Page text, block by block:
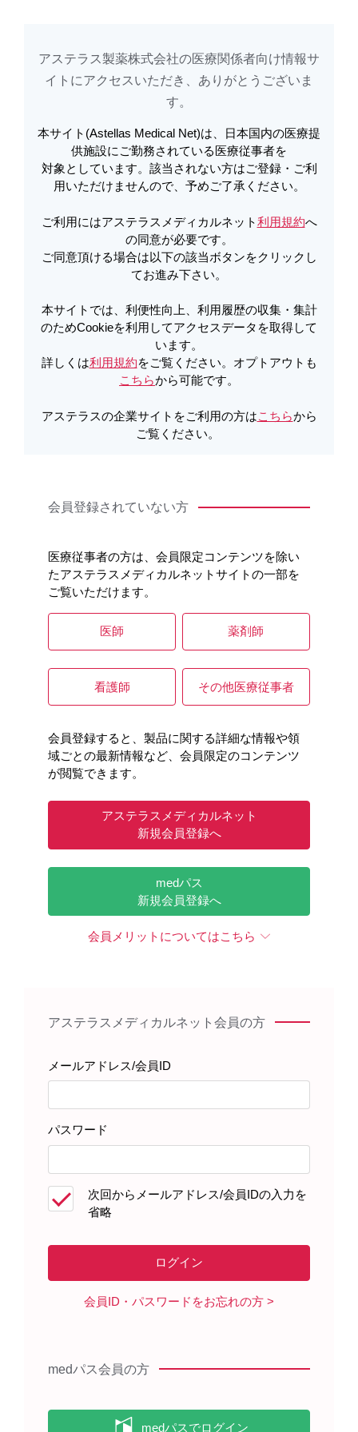
アステラスメディカルネットでは、利便性向上、利用履歴の収集・集計のた
Cookieを利用してアクセスデータを取得しています。詳しくは 利用規約
電子添文 | キックリンカプセル電子
添文 第４版 | キックリン
PDFをダウンロード
製品Q&A
製品に関する資料
キックリンカプセルを服用される
患者さんへ（2022年3月）
アステラス製薬株式会社の医療関係者向け情報サ
イトに​アクセスいただき、ありがとうございま
す。​
本サイト(Astellas Medical Net)は、日本国内の医療提
供施設にご勤務されている医療従事者を
対象としています。該当されない方はご登録・ご利
用いただけませんので、予めご了承ください。
ご利用にはアステラスメディカルネット利用規約へ
の同意が必要です。
ご同意頂ける場合は以下の該当ボタンをクリックし
てお進み下さい。
本サイトでは、利便性向上、利用履歴の収集・集計
のためCookieを利用してアクセスデータを取得して
います。
詳しくは利用規約をご覧ください。オプトアウトも
こちらから可能です。
アステラスの企業サイトをご利用の方はこちらから
ご覧ください。
会員登録されていない方
医療従事者の方は、会員限定コンテンツを除い
たアステラスメディカルネットサイトの一部を
ご覧いただけます。
医師 薬剤師
看護師 その他医療従事者
会員登録すると、製品に関する詳細な情報や領
域ごとの最新情報など、会員限定のコンテンツ
が閲覧できます。
アステラスメディカルネット
新規会員登録へ
medパス
新規会員登録へ
会員メリットについてはこちら
アステラスメディカルネット会員の方
メールアドレス/会員ID
パスワード
次回からメールアドレス/会員IDの入力を
省略
会員ID・パスワードをお忘れの方
medパス会員の方